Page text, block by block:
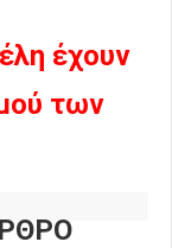
έχουν
των